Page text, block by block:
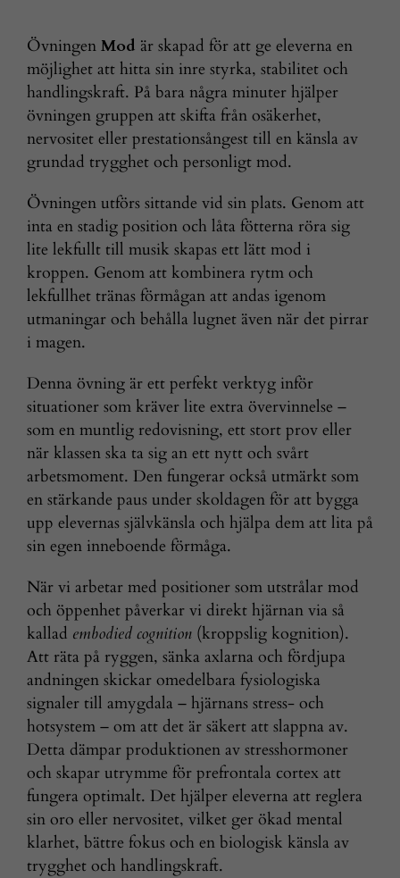
Övningen Mod är skapad för att ge eleverna en
möjlighet att hitta sin inre styrka, stabilitet och
handlingskraft. På bara några minuter hjälper
övningen gruppen att skifta från osäkerhet,
nervositet eller prestationsångest till en känsla av
grundad trygghet och personligt mod.
Övningen utförs sittande vid sin plats. Genom att
inta en stadig position och låta fötterna röra sig
lite lekfullt till musik skapas ett lätt mod i
kroppen. Genom att kombinera rytm och
lekfullhet tränas förmågan att andas igenom
utmaningar och behålla lugnet även när det pirrar
i magen.
Denna övning är ett perfekt verktyg inför
situationer som kräver lite extra övervinnelse –
som en muntlig redovisning, ett stort prov eller
när klassen ska ta sig an ett nytt och svårt
arbetsmoment. Den fungerar också utmärkt som
en stärkande paus under skoldagen för att bygga
upp elevernas självkänsla och hjälpa dem att lita på
sin egen inneboende förmåga.
När vi arbetar med positioner som utstrålar mod
och öppenhet påverkar vi direkt hjärnan via så
kallad embodied cognition(kroppslig kognition).
Att räta på ryggen, sänka axlarna och fördjupa
andningen skickar omedelbara fysiologiska
signaler till amygdala – hjärnans stress- och
hotsystem – om att det är säkert att slappna av.
Detta dämpar produktionen av stresshormoner
och skapar utrymme för prefrontala cortex att
fungera optimalt. Det hjälper eleverna att reglera
sin oro eller nervositet, vilket ger ökad mental
klarhet, bättre fokus och en biologisk känsla av
trygghet och handlingskraft.